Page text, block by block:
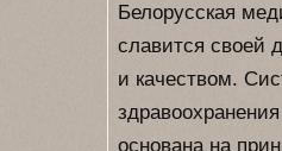
Белорусская
славится своей
и качеством.
основана на